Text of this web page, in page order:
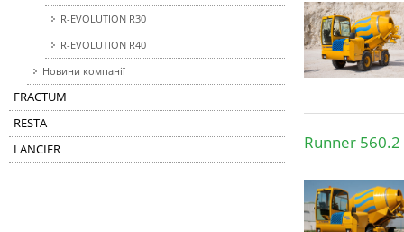
R-EVOLUTION R30
R-EVOLUTION R40
Новини компанії
FRACTUM
RESTA
LANCIER
Runner 560.2